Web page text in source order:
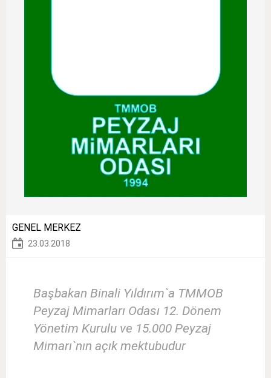
GENEL MERKEZ
23.03.2018
Başbakan Binali Yıldırım`a TMMOB
Peyzaj Mimarları Odası 12. Dönem
Yönetim Kurulu ve 15.000 Peyzaj
Mimarı`nın açık mektubudur